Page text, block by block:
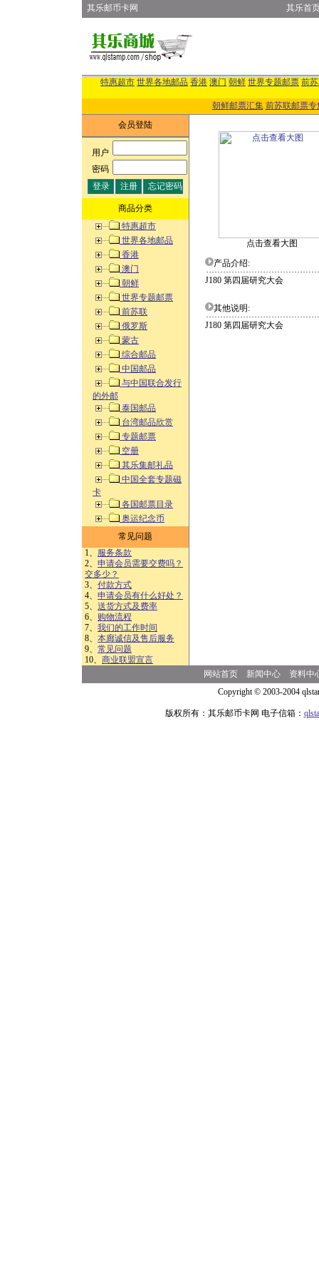
其乐邮币卡网 其乐首
特惠超市 世界各地邮品 香港 澳门 朝鲜 世界专题邮票 前
朝鲜邮票汇集 前苏联邮票专
会员登陆
用户:
密码:
商品分类
特惠超市
世界各地邮品
香港
澳门
朝鲜
世界专题邮票
前苏联
俄罗斯
蒙古
综合邮品
中国邮品
与中国联合发行
的外邮
泰国邮品
台湾邮品欣赏
专题邮票
空册
其乐集邮礼品
中国全套专题磁
卡
各国邮票目录
奥运纪念币
常见问题
1、 服务条款
2、 申请会员需要交费吗？
交多少？
3、 付款方式
4、 申请会员有什么好处？
5、 送货方式及费率
6、 购物流程
7、 我们的工作时间
8、 本廊诚信及售后服务
9、 常见问题
10、 商业联盟宣言
点击查看大图
产品介绍:
J180 第四届研究大会
其他说明:
J180 第四届研究大会
网站首页 新闻中心
资料中
Copyright © 2003-2004
版权所有：其乐邮币卡网 电子信箱：